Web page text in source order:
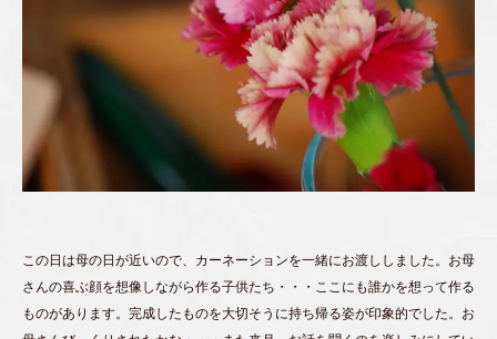
この日は母の日が近いので、カーネーションを一緒にお渡ししました。お母
さんの喜ぶ顔を想像しながら作る子供たち・・・ここにも誰かを想って作る
ものがあります。完成したものを大切そうに持ち帰る姿が印象的でした。お